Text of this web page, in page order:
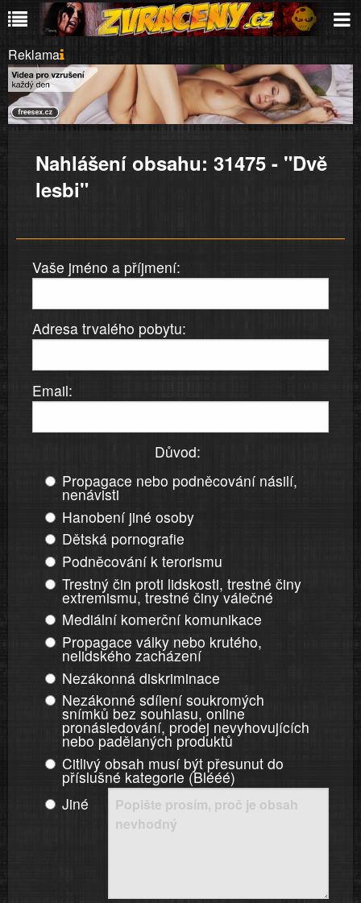
Reklama
Nahlášení obsahu: 31475 - "Dvě
lesbi"
Vaše jméno a příjmení:
Adresa trvalého pobytu:
Email:
Důvod:
Propagace nebo podněcování násilí,
nenávisti
Hanobení jiné osoby
Dětská pornografie
Podněcování k terorismu
Trestný čin proti lidskosti, trestné činy
extremismu, trestné činy válečné
Mediální komerční komunikace
Propagace války nebo krutého,
nelidského zacházení
Nezákonná diskriminace
Nezákonné sdílení soukromých
snímků bez souhlasu, online
pronásledování, prodej nevyhovujících
nebo padělaných produktů
Citlivý obsah musí být přesunut do
příslušné kategorie (Blééé)
Jiné